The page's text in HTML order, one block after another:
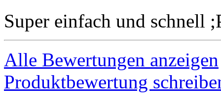
Super einfach und schnell
Alle Bewertungen anzeigen
Produktbewertung